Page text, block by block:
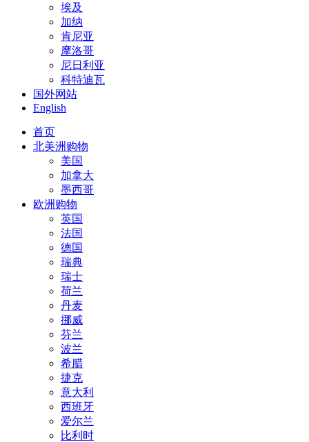
埃及
加纳
肯尼亚
摩洛哥
尼日利亚
科特迪瓦
国外网站
English
首页
北美洲购物
美国
加拿大
墨西哥
欧洲购物
英国
法国
德国
瑞典
瑞士
荷兰
丹麦
挪威
芬兰
波兰
希腊
捷克
意大利
西班牙
爱尔兰
比利时